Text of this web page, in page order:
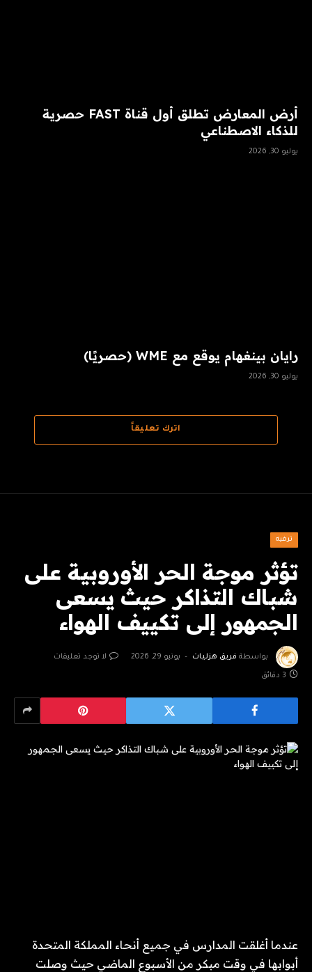
أرض المعارض تطلق أول قناة FAST حصرية
للذكاء الاصطناعي
يوليو 30, 2026
رايان بينغهام يوقع مع WME (حصريًا)
يوليو 30, 2026
اترك تعليقاً
ترفيه
تؤثر موجة الحر الأوروبية على
شباك التذاكر حيث يسعى
الجمهور إلى تكييف الهواء
بواسطة فريق هزليات يونيو 29, 2026 لا توجد تعليقات
3 دقائق
عندما أغلقت المدارس في جميع أنحاء المملكة المتحدة
أبوابها في وقت مبكر من الأسبوع الماضي حيث وصلت